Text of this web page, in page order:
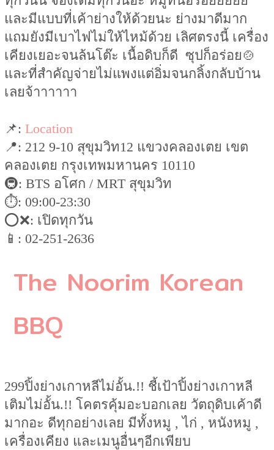
และมีแบบที่เค้าย่างให้ด้วยนะ ย่างมาดีมาก
แถมยังมีเบาไฟไม่ให้ไหม้ด้วย เลิศตรงนี้ เครื่อง
เคียงเยอะจนล้นโต๊ะ เนื้อดิบก็ดี ซุปก็อร่อย🍲
และที่สำคัญจ่ายไม่แพงแต่อิ่มจนกลิ้งกลับบ้าน
เลยจ้าาาาาา
📌:Location
📍: 212 9-10 สุขุมวิท12 แขวงคลองเตย เขต
คลองเตย กรุงเทพมหานคร 10110
🚇: BTS อโศก / MRT สุขุมวิท
⏱: 09:00-23:30
⭕️❌: เปิดทุกวัน
📱: 02-251-2636
The Noorim Korean
BBQ
299ปิ้งย่างเกาหลีไม่อั้น.!! ชี้เป้าปิ้งย่างเกาหลี
เติมไม่อั้น.!! โคตรคุ้มอะบอกเลย วัตถุดิบเค้าดี
มากอะ ดีทุกอย่างเลย มีทั้งหมู , ไก่ , หนังหมู ,
เครื่องเคียง และเมนูอื่นๆอีกเพียบ